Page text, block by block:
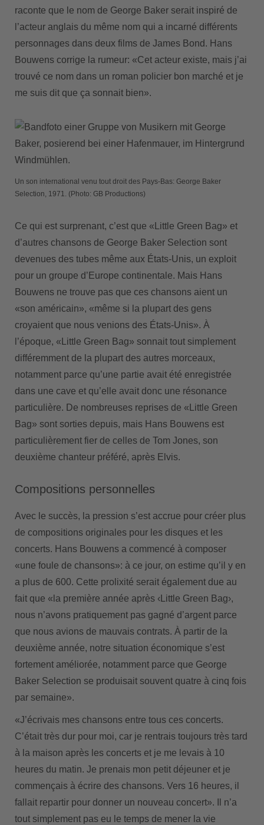
raconte que le nom de George Baker serait inspiré de
l’acteur anglais du même nom qui a incarné différents
personnages dans deux films de James Bond. Hans
Bouwens corrige la rumeur: «Cet acteur existe, mais j’ai
trouvé ce nom dans un roman policier bon marché et je
me suis dit que ça sonnait bien».
Un son international venu tout droit des Pays-Bas: George Baker
Selection, 1971. (Photo: GB Productions)
Ce qui est surprenant, c’est que «Little Green Bag» et
d’autres chansons de George Baker Selection sont
devenues des tubes même aux États-Unis, un exploit
pour un groupe d’Europe continentale. Mais Hans
Bouwens ne trouve pas que ces chansons aient un
«son américain», «même si la plupart des gens
croyaient que nous venions des États-Unis». À
l’époque, «Little Green Bag» sonnait tout simplement
différemment de la plupart des autres morceaux,
notamment parce qu’une partie avait été enregistrée
dans une cave et qu’elle avait donc une résonance
particulière. De nombreuses reprises de «Little Green
Bag» sont sorties depuis, mais Hans Bouwens est
particulièrement fier de celles de Tom Jones, son
deuxième chanteur préféré, après Elvis.
Compositions personnelles
Avec le succès, la pression s’est accrue pour créer plus
de compositions originales pour les disques et les
concerts. Hans Bouwens a commencé à composer
«une foule de chansons»: à ce jour, on estime qu’il y en
a plus de 600. Cette prolixité serait également due au
fait que «la première année après ‹Little Green Bag›,
nous n’avons pratiquement pas gagné d’argent parce
que nous avions de mauvais contrats. À partir de la
deuxième année, notre situation économique s’est
fortement améliorée, notamment parce que George
Baker Selection se produisait souvent quatre à cinq fois
par semaine».
«J’écrivais mes chansons entre tous ces concerts.
C’était très dur pour moi, car je rentrais toujours très tard
à la maison après les concerts et je me levais à 10
heures du matin. Je prenais mon petit déjeuner et je
commençais à écrire des chansons. Vers 16 heures, il
fallait repartir pour donner un nouveau concert». Il n’a
tout simplement pas eu le temps de mener la vie